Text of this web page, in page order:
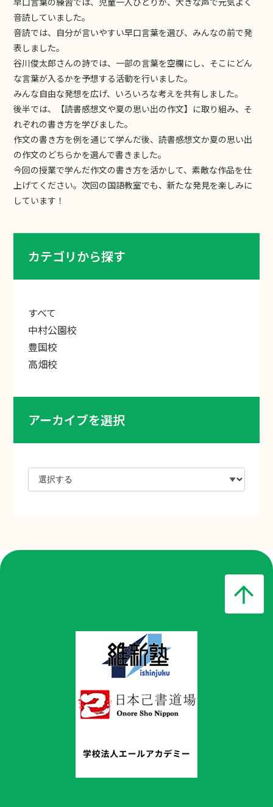
カテゴリから探す
すべて
中村公園校
豊国校
高畑校
アーカイブを選択
音読していました。
音読では、自分が言いやすい早口言葉を選び、みんなの前で発
表しました。
谷川俊太郎さんの詩では、一部の言葉を空欄にし、そこにどん
な言葉が入るかを予想する活動を行いました。
みんな自由な発想を広げ、いろいろな考えを共有しました。
後半では、【読書感想文や夏の思い出の作文】に取り組み、そ
れぞれの書き方を学びました。
作文の書き方を例を通じて学んだ後、読書感想文か夏の思い出
の作文のどちらかを選んで書きました。
今回の授業で学んだ作文の書き方を活かして、素敵な作品を仕
上げてください。次回の国語教室でも、新たな発見を楽しみに
しています！